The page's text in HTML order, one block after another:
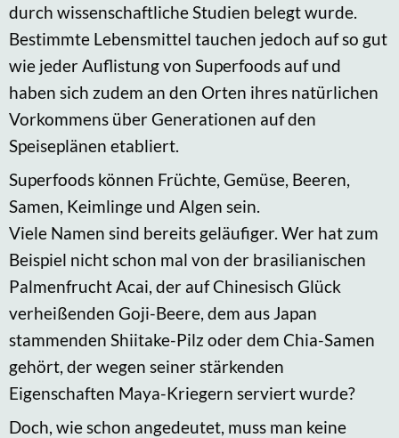
durch wissenschaftliche Studien belegt wurde.
Bestimmte Lebensmittel tauchen jedoch auf so gut
wie jeder Auflistung von Superfoods auf und
haben sich zudem an den Orten ihres natürlichen
Vorkommens über Generationen auf den
Speiseplänen etabliert.
Superfoods können Früchte, Gemüse, Beeren,
Samen, Keimlinge und Algen sein.
Viele Namen sind bereits geläufiger. Wer hat zum
Beispiel nicht schon mal von der brasilianischen
Palmenfrucht Acai, der auf Chinesisch Glück
verheißenden Goji-Beere, dem aus Japan
stammenden Shiitake-Pilz oder dem Chia-Samen
gehört, der wegen seiner stärkenden
Eigenschaften Maya-Kriegern serviert wurde?
Doch, wie schon angedeutet, muss man keine